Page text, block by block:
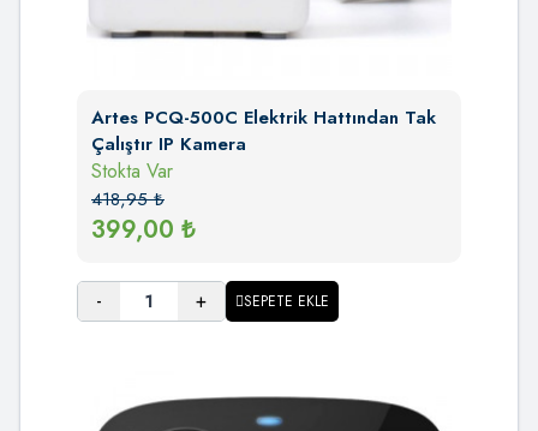
Artes PCQ-500C Elektrik Hattından Tak
Çalıştır IP Kamera
Stokta Var
418,95₺
399,00 ₺
- + SEPETE EKLE